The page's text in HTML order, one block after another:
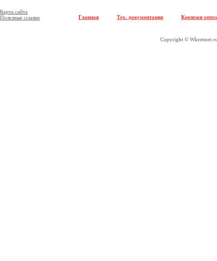
Карта сайта
Полезные ссылки
Главная Тех. документация Крепежи
Copyright ©